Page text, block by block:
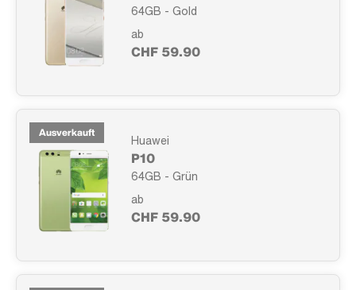
64GB - Gold
ab
CHF 59.90
Ausverkauft Huawei
P10
64GB - Grün
ab
CHF 59.90